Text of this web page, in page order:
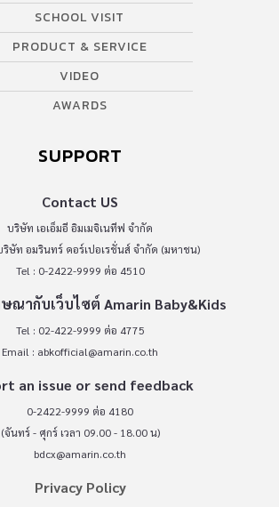
SCHOOL VISIT
PRODUCT & SERVICE
VIDEO
AWARDS
SUPPORT
Contact US
บริษัท เอเอ็มอี อิมเมจิเนทีฟ จำกัด
ริษัท อมรินทร์ คอร์เปอเรชั่นส์ จำกัด (มหาชน)
Tel : 0-2422-9999 ต่อ 4510
ณากับเว็บไซต์ Amarin Baby&Kids
Tel : 02-422-9999 ต่อ 4775
Email : abkofficial@amarin.co.th
an issue or send feedback
0-2422-9999 ต่อ 4180
(จันทร์ - ศุกร์ เวลา 09.00 - 18.00 น)
bdcx@amarin.co.th
Privacy Policy